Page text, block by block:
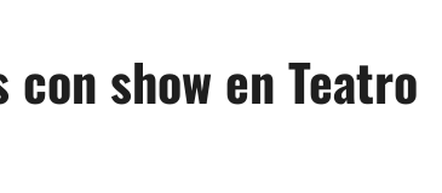
show en Teatro